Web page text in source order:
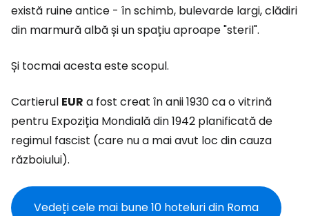
există ruine antice - în schimb, bulevarde largi, clădiri
din marmură albă și un spațiu aproape "steril".
Și tocmai acesta este scopul.
Cartierul EUR a fost creat în anii 1930 ca o vitrină
pentru Expoziția Mondială din 1942 planificată de
regimul fascist (care nu a mai avut loc din cauza
războiului).
Vedeți cele mai bune 10 hoteluri din Roma